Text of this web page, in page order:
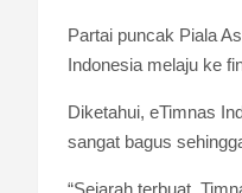
Partai puncak Piala
Indonesia melaju ke
Diketahui, eTimnas
sangat bagus
“Sejarah terbuat,